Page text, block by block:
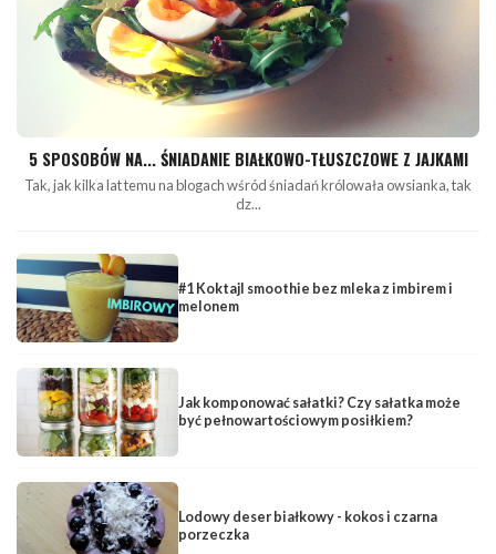
5 SPOSOBÓW NA... ŚNIADANIE BIAŁKOWO-TŁUSZCZOWE Z JAJKAMI
Tak, jak kilka lat temu na blogach wśród śniadań królowała owsianka, tak
dz...
#1 Koktajl smoothie bez mleka z imbirem i
melonem
Jak komponować sałatki? Czy sałatka może
być pełnowartościowym posiłkiem?
Lodowy deser białkowy - kokos i czarna
porzeczka